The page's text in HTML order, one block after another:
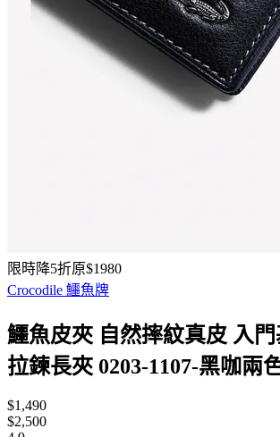
限時降5折原$1980
Crocodile 鱷魚牌
鱷魚皮夾 自然摔紋真皮 入
拉鍊長夾 0203-1107-黑咖兩
$1,490
$2,500